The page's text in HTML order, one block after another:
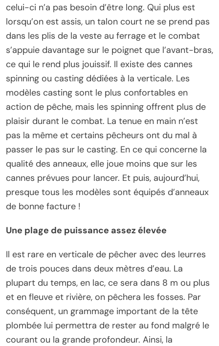
celui-ci n’a pas besoin d’être long. Qui plus est
lorsqu’on est assis, un talon court ne se prend pas
dans les plis de la veste au ferrage et le combat
s’appuie davantage sur le poignet que l’avant-bras,
ce qui le rend plus jouissif. Il existe des cannes
spinning ou casting dédiées à la verticale. Les
modèles casting sont le plus confortables en
action de pêche, mais les spinning offrent plus de
plaisir durant le combat. La tenue en main n’est
pas la même et certains pêcheurs ont du mal à
passer le pas sur le casting. En ce qui concerne la
qualité des anneaux, elle joue moins que sur les
cannes prévues pour lancer. Et puis, aujourd’hui,
presque tous les modèles sont équipés d’anneaux
de bonne facture !
Une plage de puissance assez élevée
Il est rare en verticale de pêcher avec des leurres
de trois pouces dans deux mètres d’eau. La
plupart du temps, en lac, ce sera dans 8 m ou plus
et en fleuve et rivière, on pêchera les fosses. Par
conséquent, un grammage important de la tête
plombée lui permettra de rester au fond malgré le
courant ou la grande profondeur. Ainsi, la